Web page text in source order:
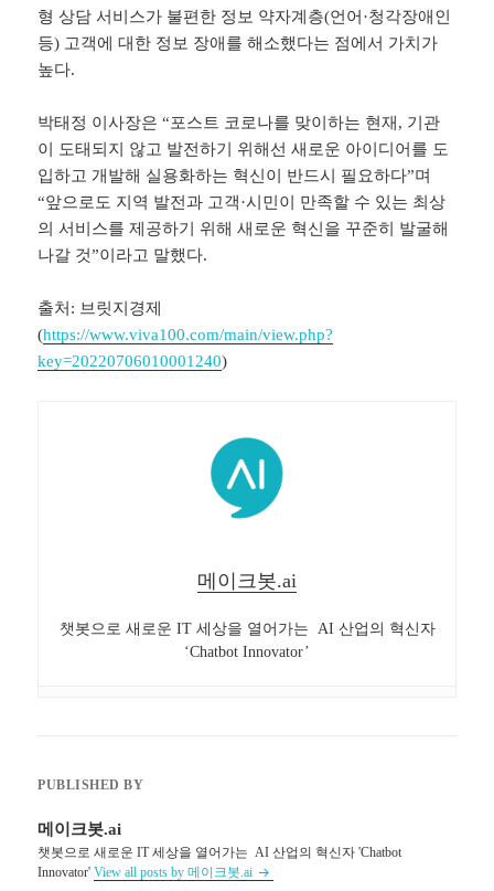
형 상담 서비스가 불편한 정보 약자계층(언어·청각장애인
등) 고객에 대한 정보 장애를 해소했다는 점에서 가치가
높다.
박태정 이사장은 “포스트 코로나를 맞이하는 현재, 기관
이 도태되지 않고 발전하기 위해선 새로운 아이디어를 도
입하고 개발해 실용화하는 혁신이 반드시 필요하다”며
“앞으로도 지역 발전과 고객·시민이 만족할 수 있는 최상
의 서비스를 제공하기 위해 새로운 혁신을 꾸준히 발굴해
나갈 것”이라고 말했다.
출처: 브릿지경제
(https://www.viva100.com/main/view.php?
key=20220706010001240)
메이크봇.ai
챗봇으로 새로운 IT 세상을 열어가는 AI 산업의 혁신자
‘Chatbot Innovator’
PUBLISHED BY
메이크봇.ai
챗봇으로 새로운 IT 세상을 열어가는 AI 산업의 혁신자 'Chatbot
Innovator'View all posts by 메이크봇.ai